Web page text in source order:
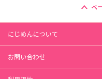
ペ
にじめんについて
お問い合わせ